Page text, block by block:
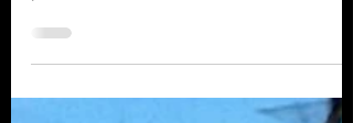
Sabemos que una de las amenazas más
población creciente